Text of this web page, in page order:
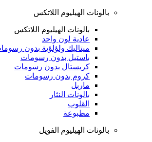
بالونات الهيليوم اللاتكس
بالونات الهيليوم اللاتكس
عادية لون واحد
ميتاليك ولؤلؤية بدون
باستيل بدون رسومات
كريستال بدون رسومات
كروم بدون رسومات
ماربل
بالونات النثار
القلوب
مطبوعة
بالونات الهيليوم الفويل